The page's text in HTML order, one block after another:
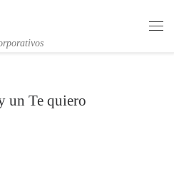
un Te quiero